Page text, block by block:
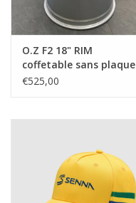
Marqueurs
Serrures
Marques
O.Z F2 18" RIM
coffetable sans plaque
de verre
€525,00